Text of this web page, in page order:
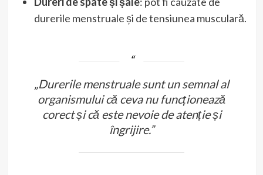
durerile menstruale și de tensiunea musculară.
„Durerile menstruale sunt un semnal al
organismului că ceva nu funcționează
corect și că este nevoie de atenție și
îngrijire.”